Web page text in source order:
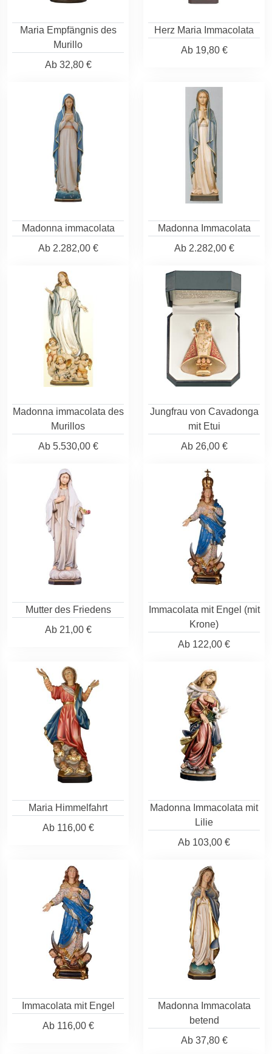
Maria Empfängnis des
Murillo
Ab32,80 €
Herz Maria Immacolata
Ab19,80 €
Madonna immacolata
Ab2.282,00 €
Madonna Immacolata
Ab2.282,00 €
Madonna immacolata des
Murillos
Ab5.530,00 €
Jungfrau von Cavadonga
mit Etui
Ab26,00 €
Mutter des Friedens
Ab21,00 €
Immacolata mit Engel (mit
Krone)
Ab 122,00 €
Maria Himmelfahrt
Ab116,00 €
Madonna Immacolata mit
Lilie
Ab 103,00 €
Immacolata mit Engel
Ab116,00 €
Madonna Immacolata
betend
Ab37,80 €